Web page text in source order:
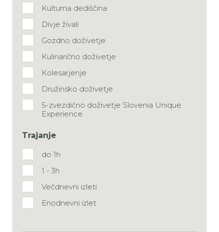
Kulturna dediščina
Divje živali
Gozdno doživetje
Kulinarično doživetje
Kolesarjenje
Družinsko doživetje
5-zvezdično doživetje Slovenia Unique
Experience
TourFilterA11y.LegendText
Trajanje
do 1h
1 - 3h
Večdnevni izleti
Enodnevni izlet